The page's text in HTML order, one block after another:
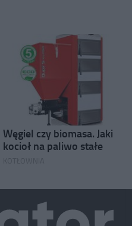
Węgiel czy biomasa. Jaki
kocioł na paliwo stałe